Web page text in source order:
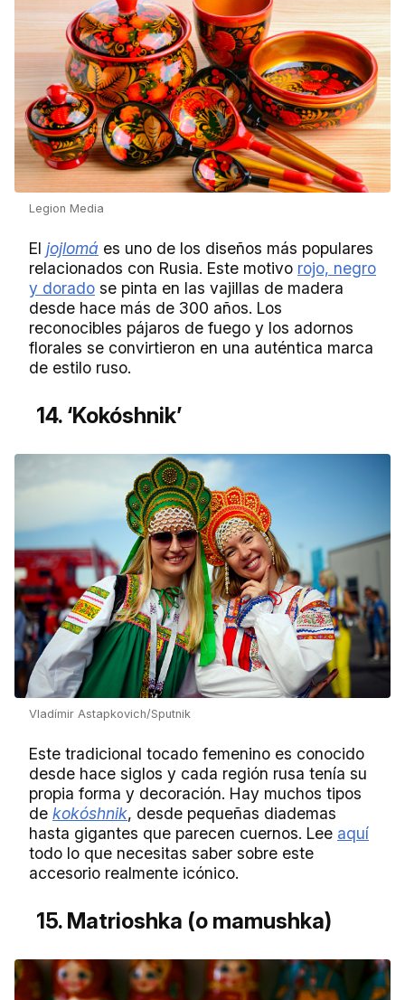
Legion Media
El jojlomá es uno de los diseños más populares
relacionados con Rusia. Este motivo rojo, negro
y dorado se pinta en las vajillas de madera
desde hace más de 300 años. Los
reconocibles pájaros de fuego y los adornos
florales se convirtieron en una auténtica marca
de estilo ruso.
14. ‘Kokóshnik’
Vladímir Astapkovich/Sputnik
Este tradicional tocado femenino es conocido
desde hace siglos y cada región rusa tenía su
propia forma y decoración. Hay muchos tipos
de kokóshnik, desde pequeñas diademas
hasta gigantes que parecen cuernos. Lee aquí
todo lo que necesitas saber sobre este
accesorio realmente icónico.
15. Matrioshka (o mamushka)